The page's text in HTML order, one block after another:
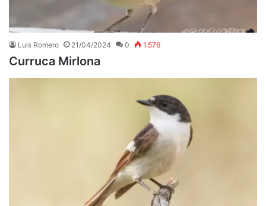
Luis Romero 21/04/2024 0 1.576
Curruca Mirlona